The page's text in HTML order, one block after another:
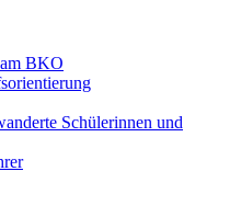
BKO
Schülerinnen und